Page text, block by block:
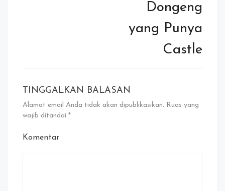
Dongeng
yang Punya
Castle
TINGGALKAN BALASAN
Alamat email Anda tidak akan dipublikasikan. Ruas yang
wajib ditandai *
Komentar